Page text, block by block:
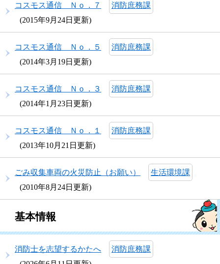
コスモス通信 Ｎｏ．７
消防庶務課
2015年9月24日更新
コスモス通信 Ｎｏ．５
消防庶務課
2014年3月19日更新
コスモス通信 Ｎｏ．３
消防庶務課
2014年1月23日更新
コスモス通信 Ｎｏ．１
消防庶務課
2013年10月21日更新
ごみ収集車両の火災防止（お願い）
生活環境課
2010年8月24日更新
基本情報
消防士を志望するかたへ
消防庶務課